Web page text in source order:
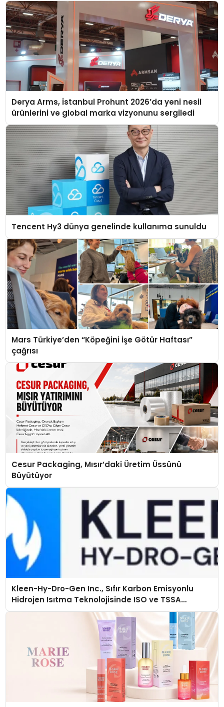
Derya Arms, İstanbul Prohunt 2026’da yeni nesil
ürünlerini ve global marka vizyonunu sergiledi
Tencent Hy3 dünya genelinde kullanıma sunuldu
Mars Türkiye’den “Köpeğini İşe Götür Haftası”
çağrısı
Cesur Packaging, Mısır’daki Üretim Üssünü
Büyütüyor
Kleen-Hy-Dro-Gen Inc., Sıfır Karbon Emisyonlu
Hidrojen Isıtma Teknolojisinde ISO ve TSSA
Düzenleyici Onaylarını Aldı